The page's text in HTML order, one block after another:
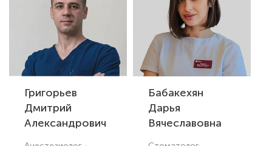
Григорьев
Дмитрий
Александрович
Бабакехян
Дарья
Вячеславовна